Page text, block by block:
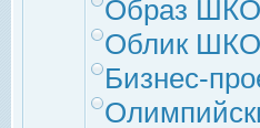
Образ
Облик
Бизнес-